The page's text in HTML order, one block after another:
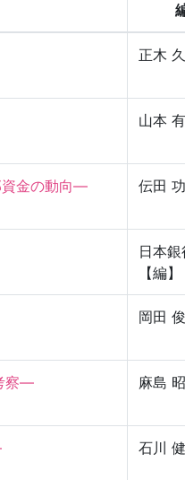
正木
山本
資金の動向—
伝田 功
日本
【編】
岡田
察—
麻島
石川